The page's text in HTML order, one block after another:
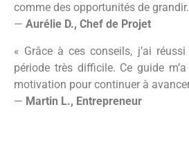
comme des opportunités de
— Aurélie D., Chef de Projet
« Grâce à ces conseils, j’ai
période très difficile. Ce guide
motivation pour continuer à
— Martin L., Entrepreneur